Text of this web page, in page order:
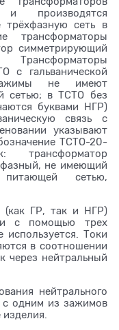
производятся
трёхфазную сеть в
трансформаторы
симметрирующий
с гальванической
не имеют
сетью; в ТСТО без
буквами НГР)
связь с
указывают
ТСТО-20-
трансформатор
не имеющий
питающей сетью,
ГР, так и НГР)
с помощью трех
Токи
в соотношении
через нейтральный
нейтрального
одним из зажимов